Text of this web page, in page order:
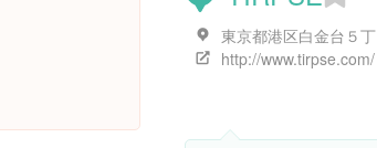
http://www.tirpse.com/